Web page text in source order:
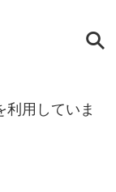
利用していま